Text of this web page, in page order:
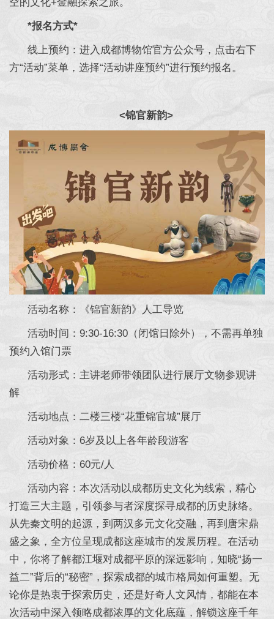
空的文化+金融探索之旅。
*报名方式*
线上预约：进入成都博物馆官方公众号，点击右下
方“活动”菜单，选择“活动讲座预约”进行预约报名。
<锦官新韵>
活动名称：《锦官新韵》人工导览
活动时间：9:30-16:30（闭馆日除外），不需再单独
预约入馆门票
活动形式：主讲老师带领团队进行展厅文物参观讲
解
活动地点：二楼三楼“花重锦官城”展厅
活动对象：6岁及以上各年龄段游客
活动价格：60元/人
活动内容：本次活动以成都历史文化为线索，精心
打造三大主题，引领参与者深度探寻成都的历史脉络。
从先秦文明的起源，到两汉多元文化交融，再到唐宋鼎
盛之象，全方位呈现成都这座城市的发展历程。在活动
中，你将了解都江堰对成都平原的深远影响，知晓“扬一
益二”背后的“秘密”，探索成都的城市格局如何重塑。无
论你是热衷于探索历史，还是好奇人文风情，都能在本
次活动中深入领略成都浓厚的文化底蕴，解锁这座千年